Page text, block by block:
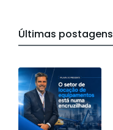
Últimas postagens